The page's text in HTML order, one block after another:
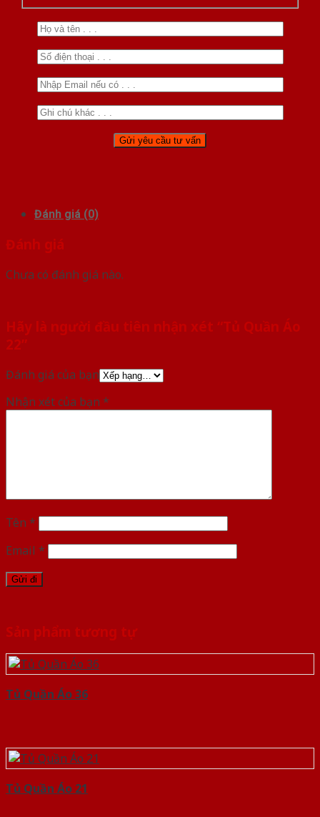
Đánh giá (0)
Đánh giá
Chưa có đánh giá nào.
Hãy là người đầu tiên nhận xét “Tủ Quần Áo
22”
Đánh giá của bạn
Nhận xét của bạn *
Tên *
Email *
Sản phẩm tương tự
Tủ Quần Áo 36
Tủ Quần Áo 21